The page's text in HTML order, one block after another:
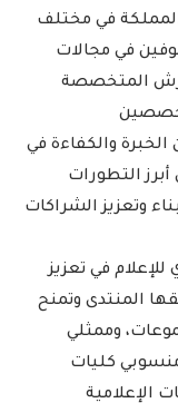
في مختلف
في مجالات
المتخصصة
الخبرة والكفاءة في
التطورات
وتعزيز الشراكات
في تعزيز
المنتدى وتمنح
وممثلي
كليات
الإعلامية